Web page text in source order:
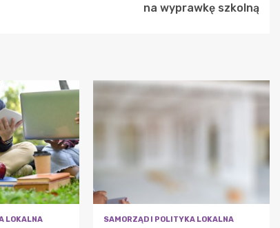
na wyprawkę szkolną
LOKALNA SAMORZĄD I POLITYKA LOKALNA